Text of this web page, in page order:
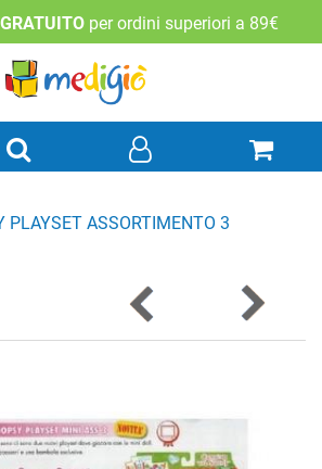
GRATUITO per ordini superiori a 89€
PLAYSET ASSORTIMENTO 3